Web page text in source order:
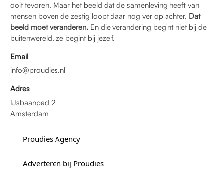
ooit tevoren. Maar het beeld dat de samenleving heeft van
mensen boven de zestig loopt daar nog ver op achter. Dat
beeld moet veranderen. En die verandering begint niet bij de
buitenwereld, ze begint bij jezelf.
Email
info@proudies.nl
Adres
IJsbaanpad 2
Amsterdam
Proudies Agency
Adverteren bij Proudies